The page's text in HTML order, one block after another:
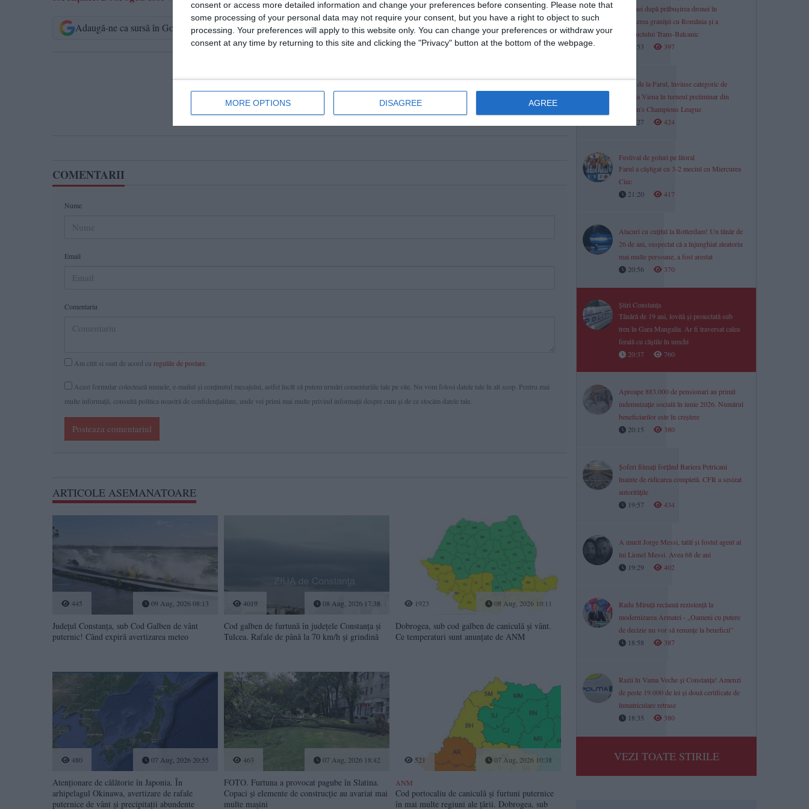
consent or access more detailed information and change your preferences before consenting.
Please note that
some processing of your personal data may not require your consent, but you have a right to object to such
processing. Your preferences will apply to this website only. You can change your preferences or withdraw your
consent at any time by returning to this site and clicking the "Privacy" button at the bottom of the webpage.
MORE OPTIONS DISAGREE AGREE
Adaugă-ne ca sursă în Google Urmărește-ne pe Google News Urmărește-ne pe Whatsapp
COMENTARII
Nume
Email
Comentariu
Am citit si sunt de acord cu regulile de postare
Acest formular colectează numele, e-mailul şi conținutul mesajului, astfel încât să putem urmări comentariile tale pe site. Nu vom folosi datele tale în alt scop. Pentru mai
multe informaţii, consultă politica noastră de confidenţialitate, unde vei primi mai multe privind informaţii despre cum și de ce stocăm datele tale.
Posteaza comentariul
ARTICOLE ASEMANATOARE
445 09 Aug, 2026 08:13
Județul Constanța, sub Cod Galben de vânt
puternic! Când expiră avertizarea meteo
4019 08 Aug, 2026 17:38
Cod galben de furtună în județele Constanța și
Tulcea. Rafale de până la 70 km/h și grindină
1923 08 Aug, 2026 10:11
Dobrogea, sub cod galben de caniculă și vânt.
Ce temperaturi sunt anunțate de ANM
480 07 Aug, 2026 20:55
Atenționare de călătorie în Japonia. În
arhipelagul Okinawa, avertizare de rafale
puternice de vânt și precipitații abundente
463 07 Aug, 2026 18:42
FOTO. Furtuna a provocat pagube în Slatina.
Copaci și elemente de construcție au avariat mai
multe mașini
521 07 Aug, 2026 10:38
ANM
Cod portocaliu de caniculă și furtuni puternice
în mai multe regiuni ale țării. Dobrogea, sub
Ucrainei după prăbușirea dronei în
apropierea graniței cu România și a
gazoductului Trans-Balcanic
21:53
397
Fetele de la Farul, învinse categoric de
Austria Viena în turneul preliminar din
Women's Champions League
21:27
424
Festival de goluri pe litoral
Farul a câștigat cu 3-2 meciul cu Miercurea
Ciuc
21:20
417
Atacuri cu cuțitul la Rotterdam! Un tânăr de
26 de ani, suspectat că a înjunghiat aleatoriu
mai multe persoane, a fost arestat
20:56
370
Știri Constanța
Tânără de 19 ani, lovită și proiectată sub
tren în Gara Mangalia. Ar fi traversat calea
ferată cu căștile în urechi
20:37
760
Aproape 883.000 de pensionari au primit
indemnizație socială în iunie 2026. Numărul
beneficiarilor este în creștere
20:15
380
Șoferi filmați forțând Bariera Petricani
înainte de ridicarea completă. CFR a sesizat
autoritățile
19:57
434
A murit Jorge Messi, tatăl și fostul agent al
lui Lionel Messi. Avea 68 de ani
19:29
402
Radu Miruță reclamă rezistență la
modernizarea Armatei - „Oameni cu putere
de decizie nu vor să renunțe la beneficii”
18:58
387
Razii în Vama Veche și Constanța! Amenzi
de peste 19.000 de lei și două certificate de
înmatriculare retrase
18:35
380
VEZI TOATE STIRILE